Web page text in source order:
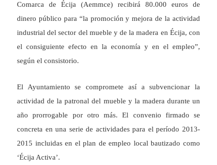
Comarca de Écija (Aemmce) recibirá 80.000 euros de
dinero público para “la promoción y mejora de la actividad
industrial del sector del mueble y de la madera en Écija, con
el consiguiente efecto en la economía y en el empleo”,
según el consistorio.
El Ayuntamiento se compromete así a subvencionar la
actividad de la patronal del mueble y la madera durante un
año prorrogable por otro más. El convenio firmado se
concreta en una serie de actividades para el período 2013-
2015 incluidas en el plan de empleo local bautizado como
‘Écija Activa’.